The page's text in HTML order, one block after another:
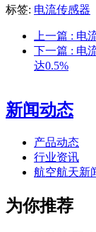
标签: 电流传感器
上一篇 : 电
下一篇 : 电
达0.5%
新闻动态
产品动态
行业资讯
航空航天新
为你推荐